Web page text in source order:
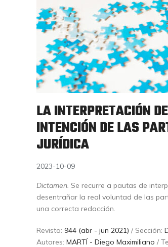
LA INTERPRETACIÓN
INTENCIÓN DE LAS
JURÍDICA
2023-10-09
Dictamen. Se recurre a pautas de
desentrañar la real voluntad de las
una correcta redacción.
Revista: 944 (abr - jun 2021) / Sección:
Autores: MARTÍ - Diego Maximiliano /